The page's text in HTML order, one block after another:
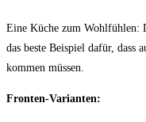
Eine Küche zum
das beste Beispiel dafür, dass
kommen müssen.
Fronten-Varianten: